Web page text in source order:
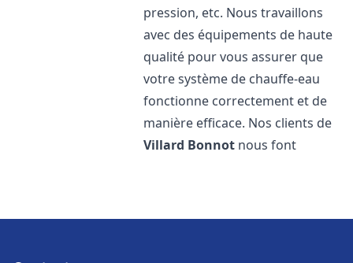
pression, etc. Nous travaillons
avec des équipements de haute
qualité pour vous assurer que
votre système de chauffe-eau
fonctionne correctement et de
manière efficace. Nos clients de
Villard Bonnot nous font